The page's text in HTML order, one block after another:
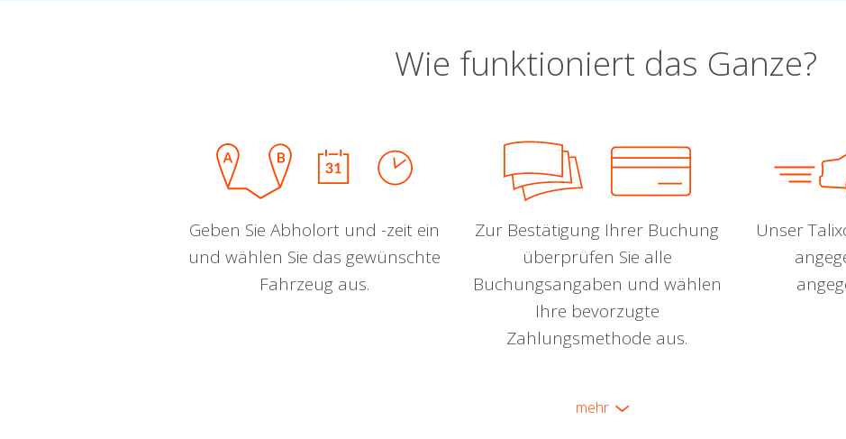
Wie funktioniert das Ganze?
Geben Sie Abholort und -zeit ein
und wählen Sie das gewünschte
Fahrzeug aus.
Zur Bestätigung Ihrer Buchung
überprüfen Sie alle
Buchungsangaben und wählen
Ihre bevorzugte
Zahlungsmethode aus.
Unser
mehr